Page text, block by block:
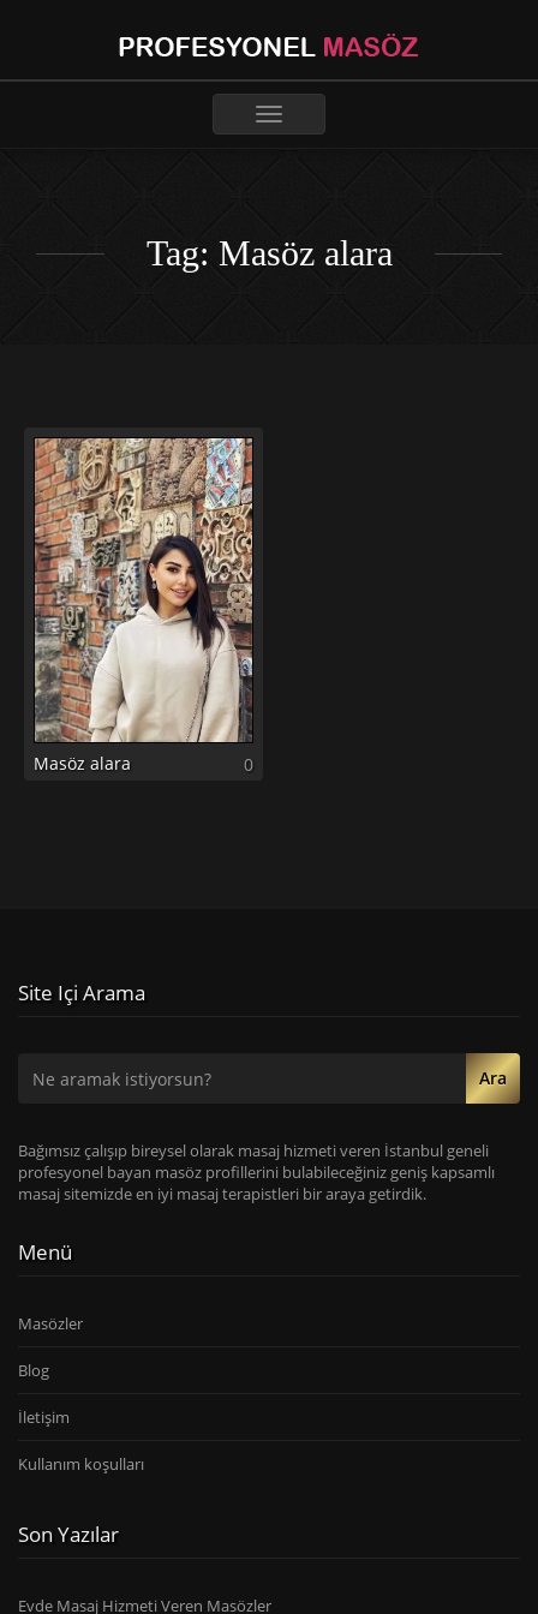
Toggle
Tag: Masöz alara
Masöz alara 0
Site Içi Arama
Ara
Bağımsız çalışıp bireysel olarak masaj hizmeti veren İstanbul geneli
profesyonel bayan masöz profillerini bulabileceğiniz geniş kapsamlı
masaj sitemizde en iyi masaj terapistleri bir araya getirdik.
Menü
Masözler
Blog
İletişim
Kullanım koşulları
Son Yazılar
Evde Masaj Hizmeti Veren Masözler